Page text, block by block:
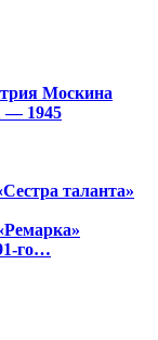
Москина
— 1945
таланта»
го…